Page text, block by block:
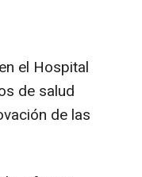
el Hospital
de salud
de las